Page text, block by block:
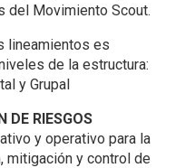
del Movimiento Scout.
lineamientos es
de la estructura:
y Grupal
DE RIESGOS
y operativo para la
mitigación y control de